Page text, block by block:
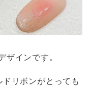
インです。
リボンがとっても